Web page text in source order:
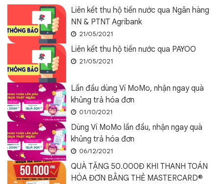
Liên kết thu hộ tiền nước qua Ngân hàng
NN & PTNT Agribank
21/05/2021
Liên kết thu hộ tiền nước qua PAYOO
21/05/2021
Lần đầu dùng Ví MoMo, nhận ngay quà
khủng trả hóa đơn
01/10/2021
Dùng Ví MoMo lần đầu, nhận ngay quà
khủng trả hóa đơn
06/12/2021
QUÀ TẶNG 50.000Đ KHI THANH TOÁN
HÓA ĐƠN BẰNG THẺ MASTERCARD®